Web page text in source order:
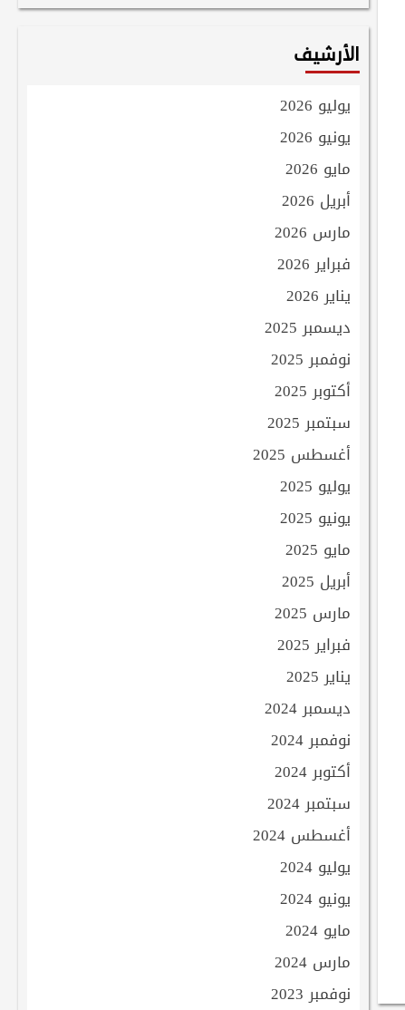
الأرشيف
يوليو 2026
يونيو 2026
مايو 2026
أبريل 2026
مارس 2026
فبراير 2026
يناير 2026
ديسمبر 2025
نوفمبر 2025
أكتوبر 2025
سبتمبر 2025
أغسطس 2025
يوليو 2025
يونيو 2025
مايو 2025
أبريل 2025
مارس 2025
فبراير 2025
يناير 2025
ديسمبر 2024
نوفمبر 2024
أكتوبر 2024
سبتمبر 2024
أغسطس 2024
يوليو 2024
يونيو 2024
مايو 2024
مارس 2024
نوفمبر 2023